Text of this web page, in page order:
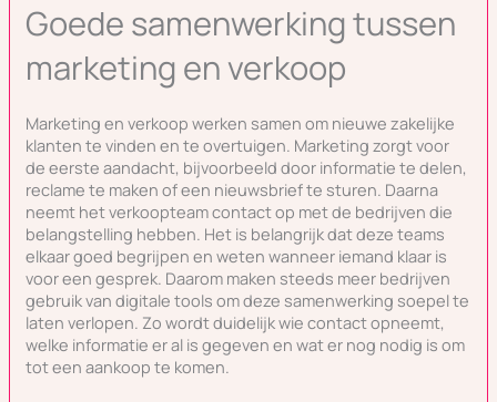
Goede samenwerking tussen
marketing en verkoop
Marketing en verkoop werken samen om nieuwe zakelijke
klanten te vinden en te overtuigen. Marketing zorgt voor
de eerste aandacht, bijvoorbeeld door informatie te delen,
reclame te maken of een nieuwsbrief te sturen. Daarna
neemt het verkoopteam contact op met de bedrijven die
belangstelling hebben. Het is belangrijk dat deze teams
elkaar goed begrijpen en weten wanneer iemand klaar is
voor een gesprek. Daarom maken steeds meer bedrijven
gebruik van digitale tools om deze samenwerking soepel te
laten verlopen. Zo wordt duidelijk wie contact opneemt,
welke informatie er al is gegeven en wat er nog nodig is om
tot een aankoop te komen.